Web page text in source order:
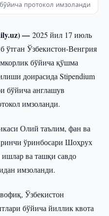
протокол имзоланди
—2025 йил 17 июль
ўтган Ўзбекистон-Венгрия
бўйича қўшма
доирасида Stipendium
бўйича англашув
имзоланди.
Олий таълим, фан ва
ўринбосари Шоҳрух
ва ташқи савдо
имзоланди.
Ўзбекистон
бўйича йиллик квота